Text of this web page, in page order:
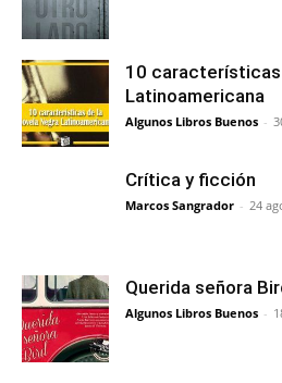
10 características
Latinoamericana
Algunos Libros Buenos -
Crítica y ficción
Marcos Sangrador - 24
Querida señora
Algunos Libros Buenos -